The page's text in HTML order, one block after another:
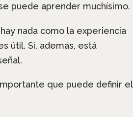
puede aprender muchísimo.
nada como la experiencia
útil. Si, además, está
que puede definir el